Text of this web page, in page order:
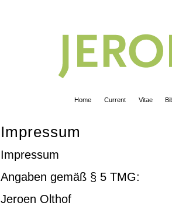
Home Current Vitae
Impressum
Impressum
Angaben gemäß § 5 TMG:
Jeroen Olthof